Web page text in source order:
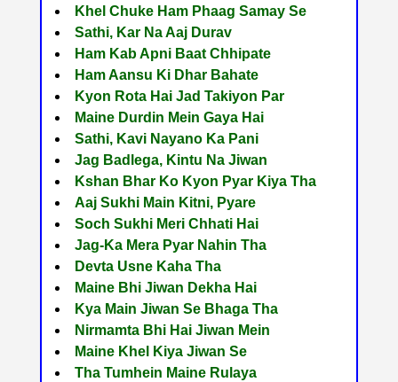
Khel Chuke Ham Phaag Samay Se
Sathi, Kar Na Aaj Durav
Ham Kab Apni Baat Chhipate
Ham Aansu Ki Dhar Bahate
Kyon Rota Hai Jad Takiyon Par
Maine Durdin Mein Gaya Hai
Sathi, Kavi Nayano Ka Pani
Jag Badlega, Kintu Na Jiwan
Kshan Bhar Ko Kyon Pyar Kiya Tha
Aaj Sukhi Main Kitni, Pyare
Soch Sukhi Meri Chhati Hai
Jag-Ka Mera Pyar Nahin Tha
Devta Usne Kaha Tha
Maine Bhi Jiwan Dekha Hai
Kya Main Jiwan Se Bhaga Tha
Nirmamta Bhi Hai Jiwan Mein
Maine Khel Kiya Jiwan Se
Tha Tumhein Maine Rulaya